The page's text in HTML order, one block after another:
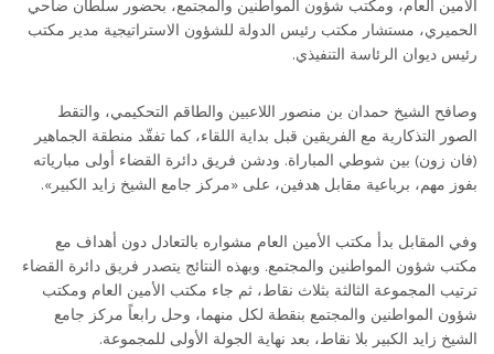
الأمين العام، ومكتب شؤون المواطنين والمجتمع، بحضور سلطان ضاحي
الحميري، مستشار مكتب رئيس الدولة للشؤون الاستراتيجية مدير مكتب
رئيس ديوان الرئاسة التنفيذي.
وصافح الشيخ حمدان بن منصور اللاعبين والطاقم التحكيمي، والتقط
الصور التذكارية مع الفريقين قبل بداية اللقاء، كما تفقّد منطقة الجماهير
(فان زون) بين شوطي المباراة. ودشن فريق دائرة القضاء أولى مبارياته
بفوز مهم، برباعية مقابل هدفين، على «مركز جامع الشيخ زايد الكبير».
وفي المقابل بدأ مكتب الأمين العام مشواره بالتعادل دون أهداف مع
مكتب شؤون المواطنين والمجتمع. وبهذه النتائج يتصدر فريق دائرة القضاء
ترتيب المجموعة الثالثة بثلاث نقاط، ثم جاء مكتب الأمين العام ومكتب
شؤون المواطنين والمجتمع بنقطة لكل منهما، وحل رابعاً مركز جامع
الشيخ زايد الكبير بلا نقاط، بعد نهاية الجولة الأولى للمجموعة.